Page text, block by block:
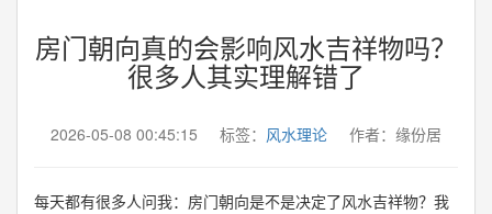
房门朝向真的会影响风水吉祥物吗？
很多人其实理解错了
2026-05-08 00:45:15 标签： 风水理论 作者：缘份居
每天都有很多人问我：房门朝向是不是决定了风水吉祥物？我